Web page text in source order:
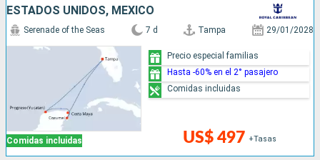
ESTADOS UNIDOS, MÉXICO
Comidas incluidas
Serenade of the Seas 7 d Tampa 29/01/2028
US$ 497 +Tasas
Precio especial familias
Hasta -60% en el 2° pasajero
Comidas incluidas